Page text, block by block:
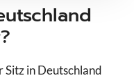
Sitz in Deutschland